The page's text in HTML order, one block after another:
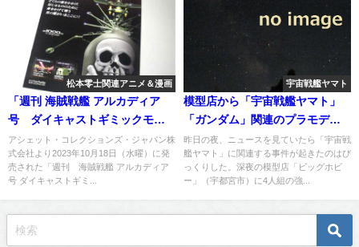
松本零士関連アニメ＆漫画
「週刊 海賊戦艦 アルカディア
号 ダイキャストギミックモデ
ルをつくる」第7号
アシェット・コレクションズ・ジャパン株
式会社より2023年10月18日（水曜）に発
売された「週刊 海賊戦艦 アルカディア
号 ダイキャストギミ...
宇宙戦艦ヤマト
模型店から「宇宙戦艦ヤマト」
「ガンダム」関連のプラモデル
などが強盗によって持ち出され
て何処へ
昨日の夜、ニュースを見ていたら「宇宙戦
艦ヤマト」に関連する事件が起きたのはび
っくりした。深夜の模型店「ビッグホビ
ー」（宇都宮市）に4人組の強...